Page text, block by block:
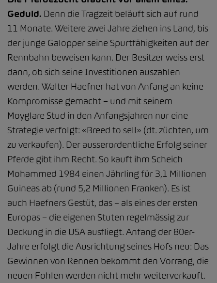
Geduld. Denn die Tragzeit beläuft sich auf rund
11 Monate. Weitere zwei Jahre ziehen ins Land, bis
der junge Galopper seine Spurtfähigkeiten auf der
Rennbahn beweisen kann. Der Besitzer weiss erst
dann, ob sich seine Investitionen auszahlen
werden. Walter Haefner hat von Anfang an keine
Kompromisse gemacht – und mit seinem
Moyglare Stud in den Anfangsjahren nur eine
Strategie verfolgt: «Breed to sell» (dt. züchten, um
zu verkaufen). Der ausserordentliche Erfolg seiner
Pferde gibt ihm Recht. So kauft ihm Scheich
Mohammed 1984 einen Jährling für 3,1 Millionen
Guineas ab (rund 5,2 Millionen Franken). Es ist
auch Haefners Gestüt, das – als eines der ersten
Europas – die eigenen Stuten regelmässig zur
Deckung in die USA ausfliegt. Anfang der 80er-
Jahre erfolgt die Ausrichtung seines Hofs neu: Das
Gewinnen von Rennen bekommt den Vorrang, die
neuen Fohlen werden nicht mehr weiterverkauft.